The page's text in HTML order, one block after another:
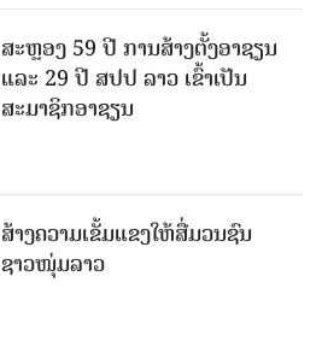
ສະຫຼອງ 59 ປີ ການສ້າງຕັ້ງອາຊຽນ
ແລະ 29 ປີ ສປປ ລາວ ເຂົ້າເປັນ
ສະມາຊິກອາຊຽນ
ສ້າງຄວາມເຂັ້ມແຂງໃຫ້ສື່ມວນຊົນ
ຊາວໜຸ່ມລາວ